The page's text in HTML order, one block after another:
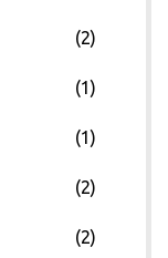
(2)
(1)
(1)
(2)
(2)